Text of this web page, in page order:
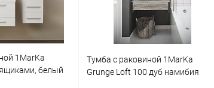
1MarKa
белый
Тумба с раковиной 1MarKa
Grunge Loft 100 дуб намибия